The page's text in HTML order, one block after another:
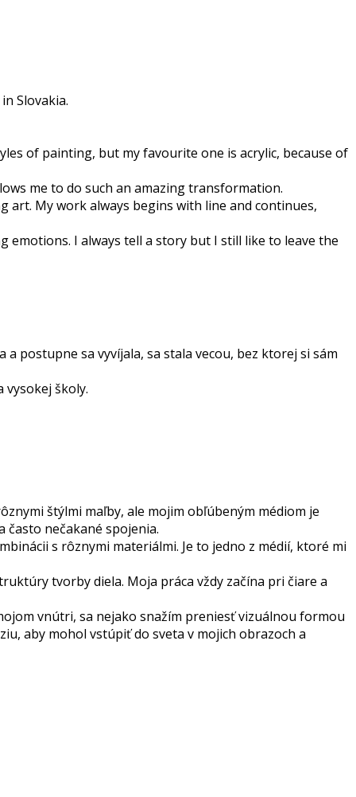
Slovakia.
of painting, but my favourite one is acrylic, because of
me to do such an amazing transformation.
My work always begins with line and continues,
I always tell a story but I still like to leave the
postupne sa vyvíjala, sa stala vecou, bez ktorej si sám
školy.
štýlmi maľby, ale mojim obľúbeným médiom je
často nečakané spojenia.
s rôznymi materiálmi. Je to jedno z médií, ktoré mi
tvorby diela. Moja práca vždy začína pri čiare a
vnútri, sa nejako snažím preniesť vizuálnou formou
aby mohol vstúpiť do sveta v mojich obrazoch a